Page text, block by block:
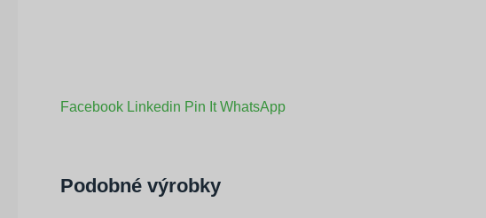
Facebook Linkedin Pin It WhatsApp
Podobné výrobky